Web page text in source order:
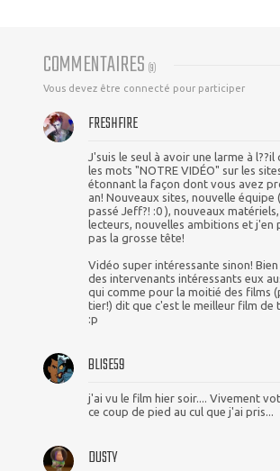
COMMENTAIRES (9)
Vous devez être connecté pour participer
FRESHFIRE
J'suis le seul à avoir une larme à l??il
les mots "NOTRE VIDÉO" sur les
étonnant la façon dont vous avez
an! Nouveaux sites, nouvelle équipe
passé Jeff?! :0 ), nouveaux
lecteurs, nouvelles ambitions et j'en
pas la grosse tête!
Vidéo super intéressante sinon!
des intervenants intéressants eux
qui comme pour la moitié des films
tier!) dit que c'est le meilleur film de
:p
BLISE59
j'ai vu le film hier soir.... Vivement
ce coup de pied au cul que j'ai pris...
DUSTY